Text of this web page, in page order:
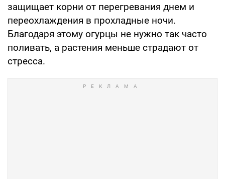
защищает корни от перегревания днем и
переохлаждения в прохладные ночи.
Благодаря этому огурцы не нужно так часто
поливать, а растения меньше страдают от
стресса.